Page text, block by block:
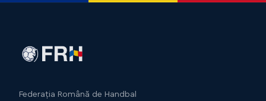
Federația Română de Handbal